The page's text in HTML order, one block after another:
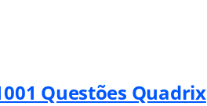
Questões Quadrix